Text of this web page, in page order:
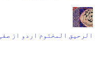
الرحیق المختوم اردو از